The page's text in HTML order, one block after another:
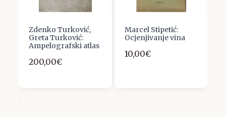
Zdenko Turković,
Greta Turković:
Ampelografski atlas
200,00€
Marcel Stipetić:
Ocjenjivanje vina
10,00€